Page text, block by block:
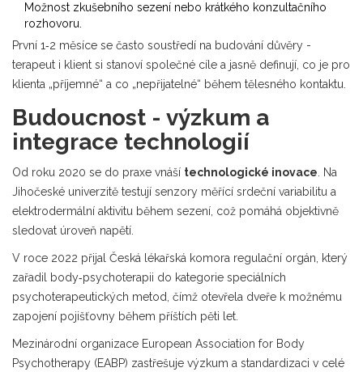
Možnost zkušebního sezení nebo krátkého konzultačního
rozhovoru.
První 1‑2 měsíce se často soustředí na budování důvěry -
terapeut i klient si stanoví společné cíle a jasně definují, co je pro
klienta „příjemné“ a co „nepřijatelné“ během tělesného kontaktu.
Budoucnost - výzkum a
integrace technologií
Od roku 2020 se do praxe vnáší technologické inovace . Na
Jihočeské univerzitě testují senzory měřící srdeční variabilitu a
elektrodermální aktivitu během sezení, což pomáhá objektivně
sledovat úroveň napětí.
V roce 2022 přijal Česká lékařská komora regulační orgán, který
zařadil body‑psychoterapii do kategorie speciálních
psychoterapeutických metod , čímž otevřela dveře k možnému
zapojení pojišťovny během příštích pěti let.
Mezinárodní organizace European Association for Body
Psychotherapy (EABP) zastřešuje výzkum a standardizaci v celé